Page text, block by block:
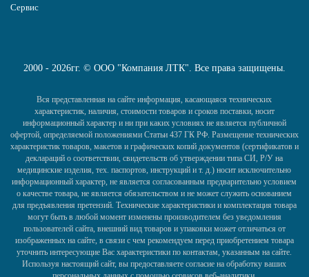
Сервис
2000 - 2026гг. © ООО "Компания ЛТК". Все права защищены.
Вся представленная на сайте информация, касающаяся технических
характеристик, наличия, стоимости товаров и сроков поставки, носит
информационный характер и ни при каких условиях не является публичной
офертой, определяемой положениями Статьи 437 ГК РФ. Размещение технических
характеристик товаров, макетов и графических копий документов (сертификатов и
деклараций о соответствии, свидетельств об утверждении типа СИ, Р/У на
медицинские изделия, тех. паспортов, инструкций и т. д.) носит исключительно
информационный характер, не является согласованным предварительно условием
о качестве товара, не является обязательством и не может служить основанием
для предъявления претензий. Технические характеристики и комплектация товара
могут быть в любой момент изменены производителем без уведомления
пользователей сайта, внешний вид товаров и упаковки может отличаться от
изображенных на сайте, в связи с чем рекомендуем перед приобретением товара
уточнить интересующие Вас характеристики по контактам, указанным на сайте.
Используя настоящий сайт, вы предоставляете согласие на обработку ваших